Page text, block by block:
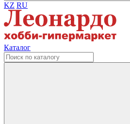
KZ RU
Каталог